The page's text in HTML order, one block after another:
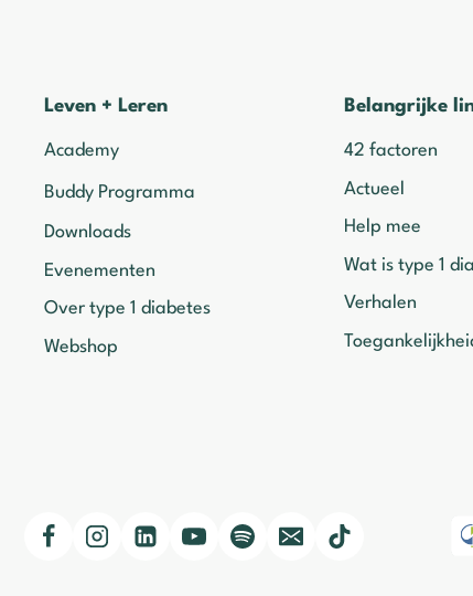
Leven + Leren
Academy
Buddy Programma
Downloads
Evenementen
Over type 1 diabetes
Webshop
Belangrijke
42 factoren
Actueel
Help mee
Wat is type 1
Verhalen